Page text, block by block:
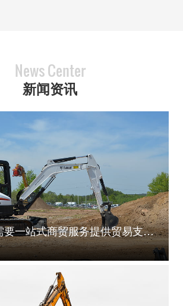
News Center
新闻资讯
为什么企业需要一站式商贸服务提供贸易支持？